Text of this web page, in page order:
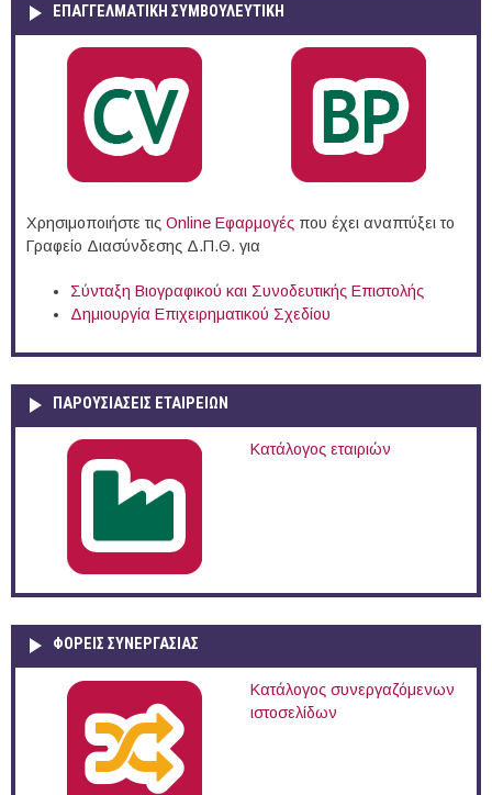
ΕΠΑΓΓΕΛΜΑΤΙΚΉ ΣΥΜΒΟΥΛΕΥΤΙΚΉ
Χρησιμοποιήστε τις Online Eφαρμογές που έχει αναπτύξει το
Γραφείο Διασύνδεσης Δ.Π.Θ. για
Σύνταξη Βιογραφικού και Συνοδευτικής Επιστολής
Δημιουργία Επιχειρηματικού Σχεδίου
ΠΑΡΟΥΣΙΆΣΕΙΣ ΕΤΑΙΡΕΙΏΝ
Κατάλογος εταιριών
ΦΟΡΕΙΣ ΣΥΝΕΡΓΑΣΙΑΣ
Κατάλογος συνεργαζόμενων
ιστοσελίδων